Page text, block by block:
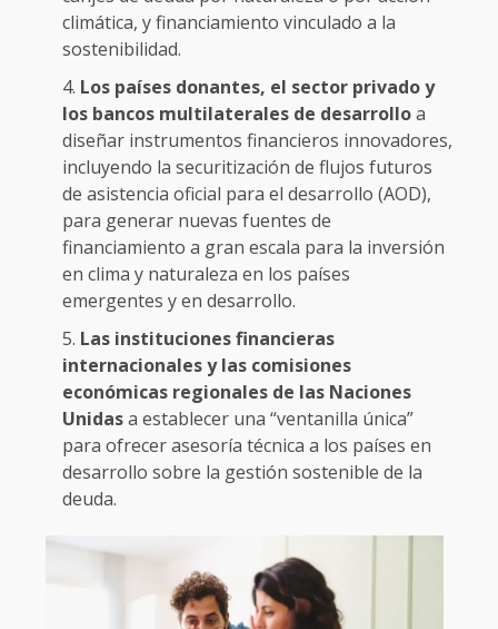
climática, y financiamiento vinculado a la
sostenibilidad.
Los países donantes, el sector privado y
los bancos multilaterales de desarrolloa
diseñar instrumentos financieros innovadores,
incluyendo la securitización de flujos futuros
de asistencia oficial para el desarrollo (AOD),
para generar nuevas fuentes de
financiamiento a gran escala para la inversión
en clima y naturaleza en los países
emergentes y en desarrollo.
Las instituciones financieras
internacionales y las comisiones
económicas regionales de las Naciones
Unidasa establecer una “ventanilla única”
para ofrecer asesoría técnica a los países en
desarrollo sobre la gestión sostenible de la
deuda.